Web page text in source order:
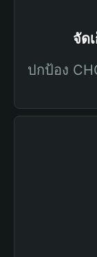
จัด
ปกป้อง